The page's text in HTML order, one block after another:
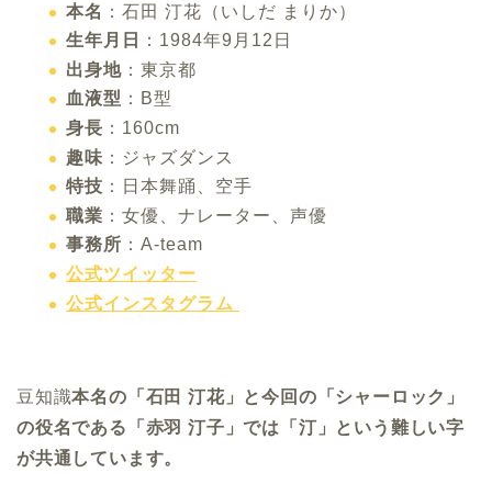
本名 ：石田 汀花 （ いしだ まりか）
生年月日
：1984年9月12日
出身地 ：東京都
血液型 ：B型
身長 ：160cm
趣味 ：ジャズダンス
特技 ：日本舞踊、空手
職業 ：女優、ナレーター、声優
事務所 ：A-team
公式ツイッター
公式インスタグラム
豆知識本名の 「石田 汀花」と今回の「シャーロック」
の役名である「 赤羽 汀子」では「汀」という難しい字
が共通しています。